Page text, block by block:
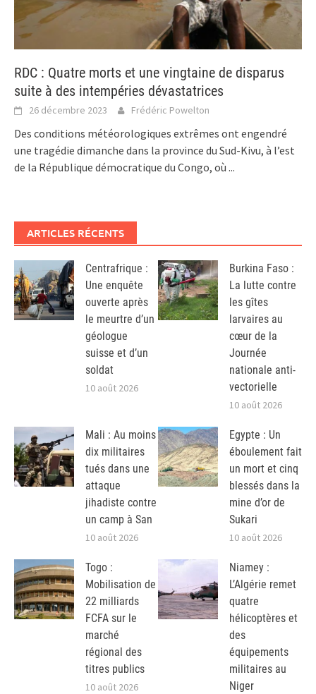
RDC : Quatre morts et une vingtaine de disparus
suite à des intempéries dévastatrices
26 décembre 2023 Frédéric Powelton
Des conditions météorologiques extrêmes ont engendré
une tragédie dimanche dans la province du Sud-Kivu, à l’est
de la République démocratique du Congo, où ...
ARTICLES RÉCENTS
Centrafrique :
Une enquête
ouverte après
le meurtre d’un
géologue
suisse et d’un
soldat
10 août 2026
Burkina Faso :
La lutte contre
les gîtes
larvaires au
cœur de la
Journée
nationale anti-
vectorielle
10 août 2026
Mali : Au moins
dix militaires
tués dans une
attaque
jihadiste contre
un camp à San
10 août 2026
Egypte : Un
éboulement fait
un mort et cinq
blessés dans la
mine d’or de
Sukari
10 août 2026
Togo :
Mobilisation de
22 milliards
FCFA sur le
marché
régional des
titres publics
10 août 2026
Niamey :
L’Algérie remet
quatre
hélicoptères et
des
équipements
militaires au
Niger